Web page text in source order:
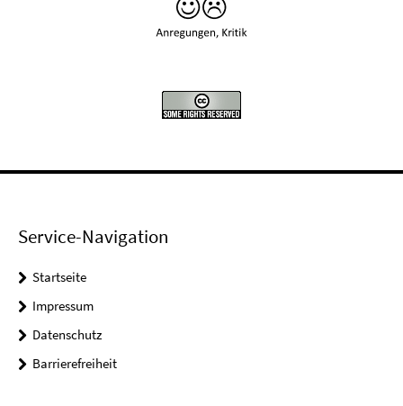
Service-Navigation
Startseite
Impressum
Datenschutz
Barrierefreiheit